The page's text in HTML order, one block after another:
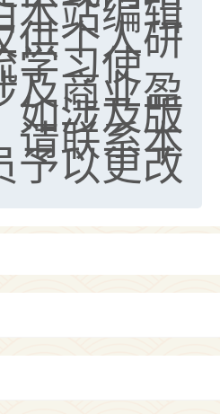
本站编辑
供个人研
学习使
及商业盈
如涉及版
请联系本
予以更改